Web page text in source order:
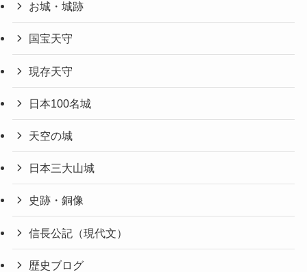
お城・城跡
国宝天守
現存天守
日本100名城
天空の城
日本三大山城
史跡・銅像
信長公記（現代文）
歴史ブログ